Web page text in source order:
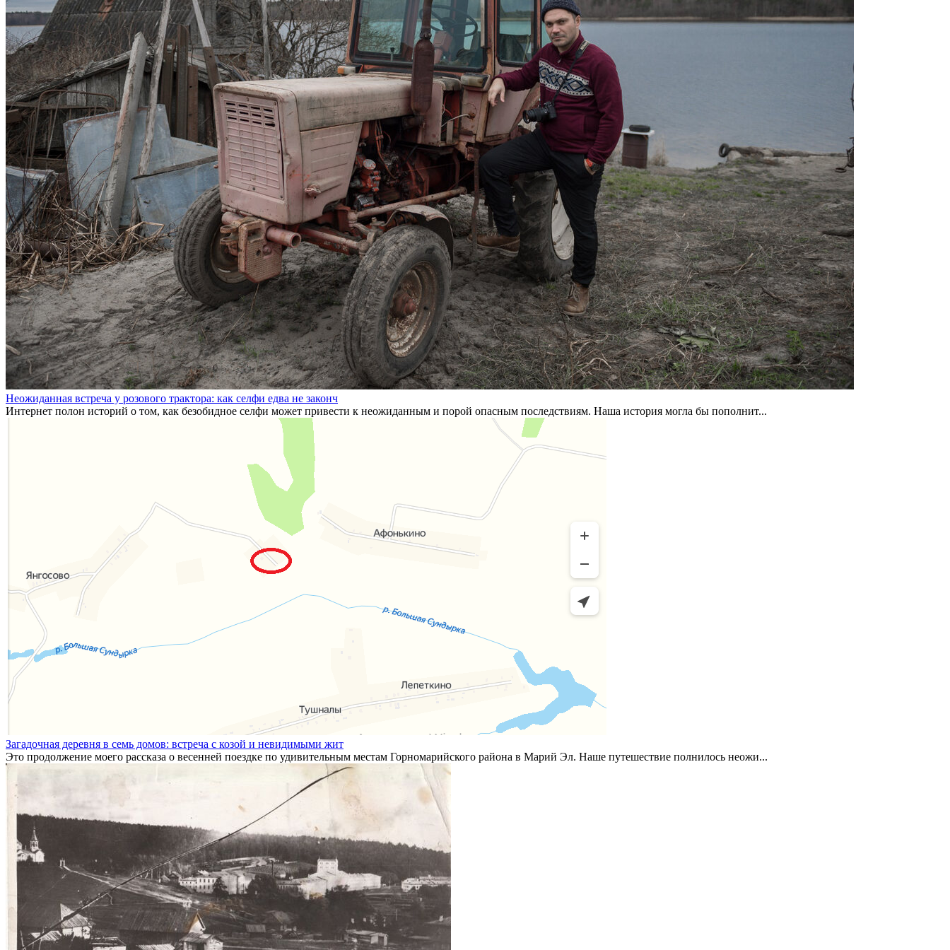
Неожиданная встреча у розового трактора: как селфи едва не законч
Интернет полон историй о том, как безобидное селфи может привести к неожиданным и порой опасным последствиям. Наша история могла бы пополнит...
Загадочная деревня в семь домов: встреча с козой и невидимыми жит
Это продолжение моего рассказа о весенней поездке по удивительным местам Горномарийского района в Марий Эл. Наше путешествие полнилось неожи...